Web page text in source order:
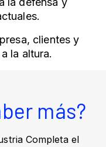
clientes y
la altura.
más?
Completa el